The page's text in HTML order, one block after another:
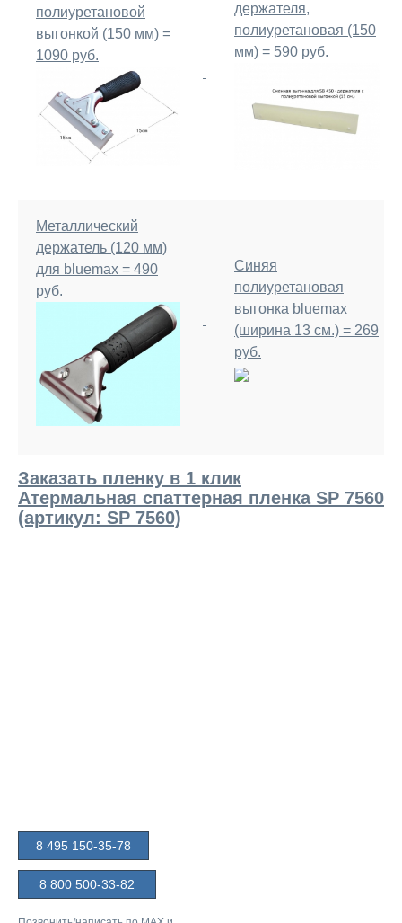
полиуретановой
выгонкой (150 мм) =
1090 руб.
держателя,
полиуретановая (150
мм) = 590 руб.
Металлический
держатель (120 мм)
для bluemax = 490
руб.
Синяя
полиуретановая
выгонка bluemax
(ширина 13 см.) = 269
руб.
Заказать пленку в 1 клик
Атермальная спаттерная пленка SP 7560
(артикул: SP 7560)
8 495 150-35-78
8 800 500-33-82